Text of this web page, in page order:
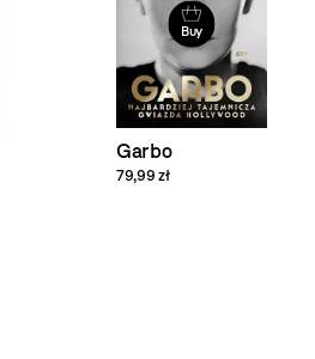
Buy
Garbo
79,99 zł